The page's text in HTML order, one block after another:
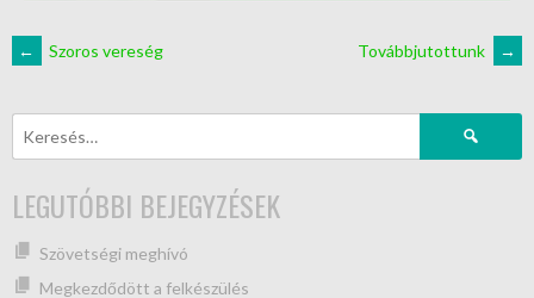
← Szoros vereség Továbbjutottunk →
LEGUTÓBBI BEJEGYZÉSEK
Szövetségi meghívó
Megkezdődött a felkészülés